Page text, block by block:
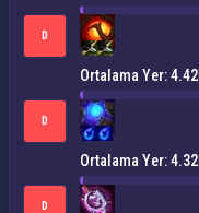
D
Ortalama Yer: 4.42
D
Ortalama Yer: 4.32
D